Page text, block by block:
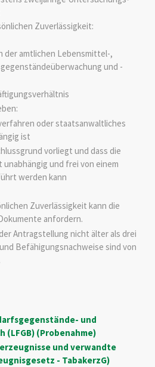
Zuverlässigkeit:
der amtlichen Lebensmittel-,
und -
oder staatsanwaltliches
ist
vorliegt und dass die
und frei von einem
werden kann
Zuverlässigkeit kann die
anfordern.
Antragstellung nicht älter als drei
Befähigungsnachweise sind von
und
(Probenahme)
und verwandte
- TabakerzG)